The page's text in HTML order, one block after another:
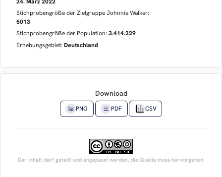
Stichprobengröße der Zielgruppe Johnnie Walker:
5013
Stichprobengröße der Population: 3.414.229
Erhebungsgebiet: Deutschland
Download
PNG PDF CSV
Der Inhalt darf geteilt und angepasst werden, die Quelle muss hervorgehen.